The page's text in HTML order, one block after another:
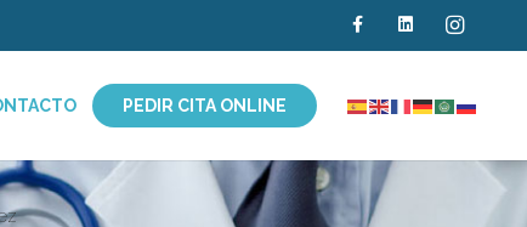
PEDIR CITA ONLINE